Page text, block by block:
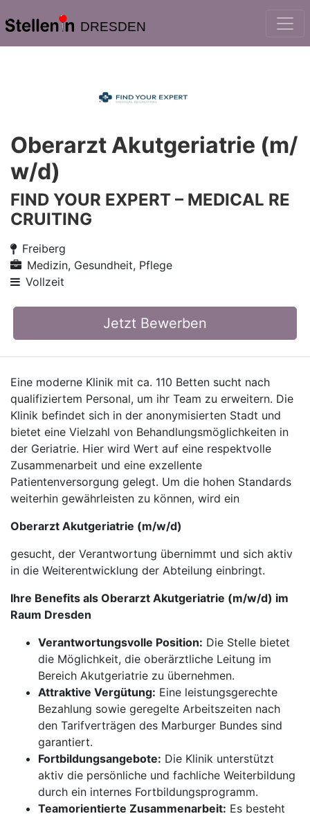
DRESDEN
Oberarzt Akutgeriatrie (m/
w/d)
FIND YOUR EXPERT – MEDICAL RE
CRUITING
Freiberg
Medizin, Gesundheit, Pflege
Vollzeit
Jetzt Bewerben
Eine moderne Klinik mit ca. 110 Betten sucht nach
qualifiziertem Personal, um ihr Team zu erweitern. Die
Klinik befindet sich in der anonymisierten Stadt und
bietet eine Vielzahl von Behandlungsmöglichkeiten in
der Geriatrie. Hier wird Wert auf eine respektvolle
Zusammenarbeit und eine exzellente
Patientenversorgung gelegt. Um die hohen Standards
weiterhin gewährleisten zu können, wird ein
Oberarzt Akutgeriatrie (m/w/d)
gesucht, der Verantwortung übernimmt und sich aktiv
in die Weiterentwicklung der Abteilung einbringt.
Ihre Benefits als Oberarzt Akutgeriatrie (m/w/d) im
Raum Dresden
Verantwortungsvolle Position: Die Stelle bietet
die Möglichkeit, die oberärztliche Leitung im
Bereich Akutgeriatrie zu übernehmen.
Attraktive Vergütung: Eine leistungsgerechte
Bezahlung sowie geregelte Arbeitszeiten nach
den Tarifverträgen des Marburger Bundes sind
garantiert.
Fortbildungsangebote: Die Klinik unterstützt
aktiv die persönliche und fachliche Weiterbildung
durch ein internes Fortbildungsprogramm.
Teamorientierte Zusammenarbeit: Es besteht